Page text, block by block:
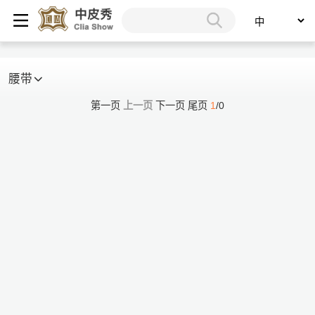
腰带
第一页 上一页 下一页 尾页 1/0